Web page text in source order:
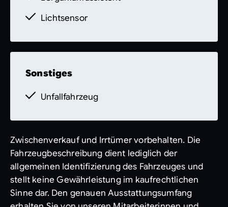
Lichtsensor
Sonstiges
Unfallfahrzeug
Zwischenverkauf und Irrtümer vorbehalten. Die
Fahrzeugbeschreibung dient lediglich der
allgemeinen Identifizierung des Fahrzeuges und
stellt keine Gewährleistung im kaufrechtlichen
Sinne dar. Den genauen Ausstattungsumfang